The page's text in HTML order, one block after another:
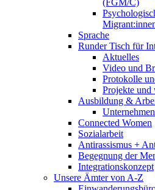
(FGM/C)
Sprache
Runder Tisch für
Aktuelles
Video und
Protokolle
Projekte und
Ausbildung &
Connected Women
Sozialarbeit
Antirassismus +
Begegnung der
Integrationskonzept
Unsere Ämter von A-Z